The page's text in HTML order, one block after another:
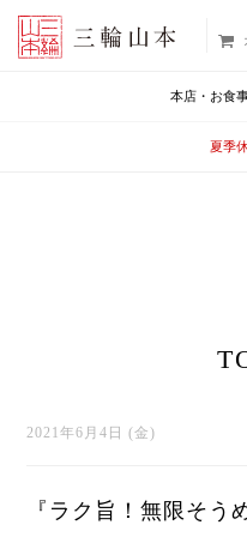
本店・お食
夏季
2021年6月4日 (金)
『ラク旨！無限そう